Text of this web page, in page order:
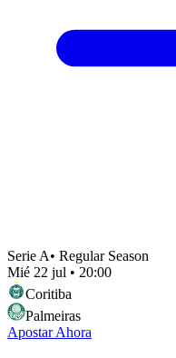
Serie A• Regular Season
Mié 22 jul • 20:00
Coritiba
Palmeiras
Apostar Ahora